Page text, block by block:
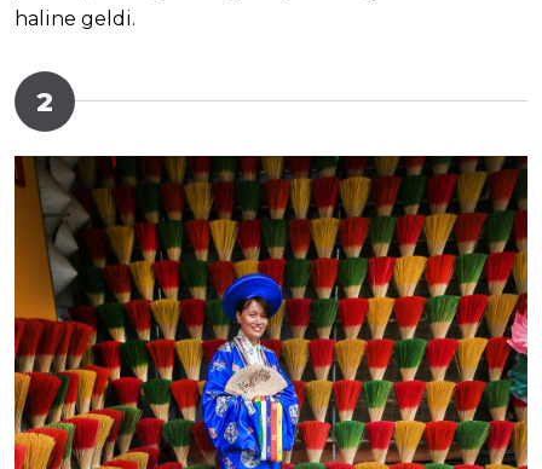
haline geldi.
2